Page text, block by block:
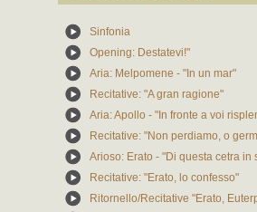
Sinfonia
Opening: Destatevi!"
Aria: Melpomene - "In un mar"
Recitative: "A gran ragione"
Aria: Apollo - "In fronte a voi
Recitative: "Non perdiamo, o
Arioso: Erato - "Di questa cetra in
Recitative: "Erato, lo confesso"
Ritornello/Recitative "Erato,